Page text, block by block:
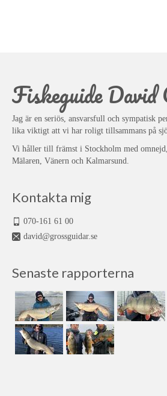
Fiskeguide David
Jag är en seriös, ansvarsfull och sympatisk
lika viktigt att vi har roligt tillsammans på
Vi håller till främst i Stockholm med
Mälaren, Vänern och Kalmarsund.
Kontakta mig
070-161 61 00
david@grossguidar.se
Senaste rapporterna